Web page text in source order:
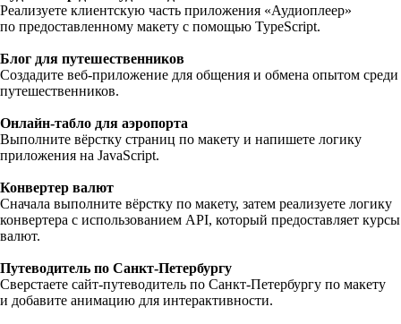
Реализуете клиентскую часть приложения «Аудиоплеер»
по предоставленному макету с помощью TypeScript.
Блог для путешественников
Создадите веб-приложение для общения и обмена опытом среди
путешественников.
Онлайн-табло для аэропорта
Выполните вёрстку страниц по макету и напишете логику
приложения на JavaScript.
Конвертер валют
Сначала выполните вёрстку по макету, затем реализуете логику
конвертера с использованием API, который предоставляет курсы
валют.
Путеводитель по Санкт-Петербургу
Сверстаете сайт-путеводитель по Санкт-Петербургу по макету
и добавите анимацию для интерактивности.